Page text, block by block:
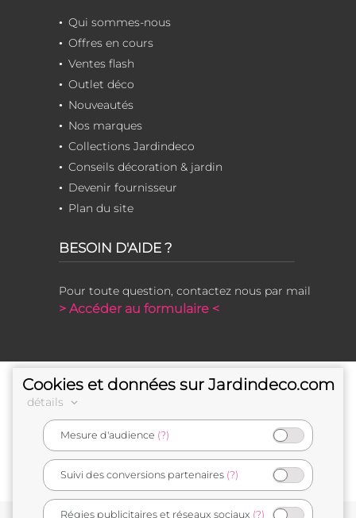
Qui sommes-nous
Offres en cours
Ventes flash
Outlet déco
Nouveautés
Nos marques
Collections Jardindeco
Conseils décoration & jardin
Devenir fournisseur
Plan du site
BESOIN D'AIDE ?
Pour toute question, contactez nous par mail
> Accéder au formulaire <
e-commerçant français
Cookies et données sur Jardindeco.com
détails
Mesure d'audience (?)
Suivi des conversions partenaires (?)
Régies publicitaires et réseaux sociaux (?)